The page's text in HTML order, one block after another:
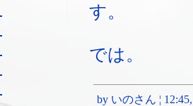
す。
では。
by いのさん ¦